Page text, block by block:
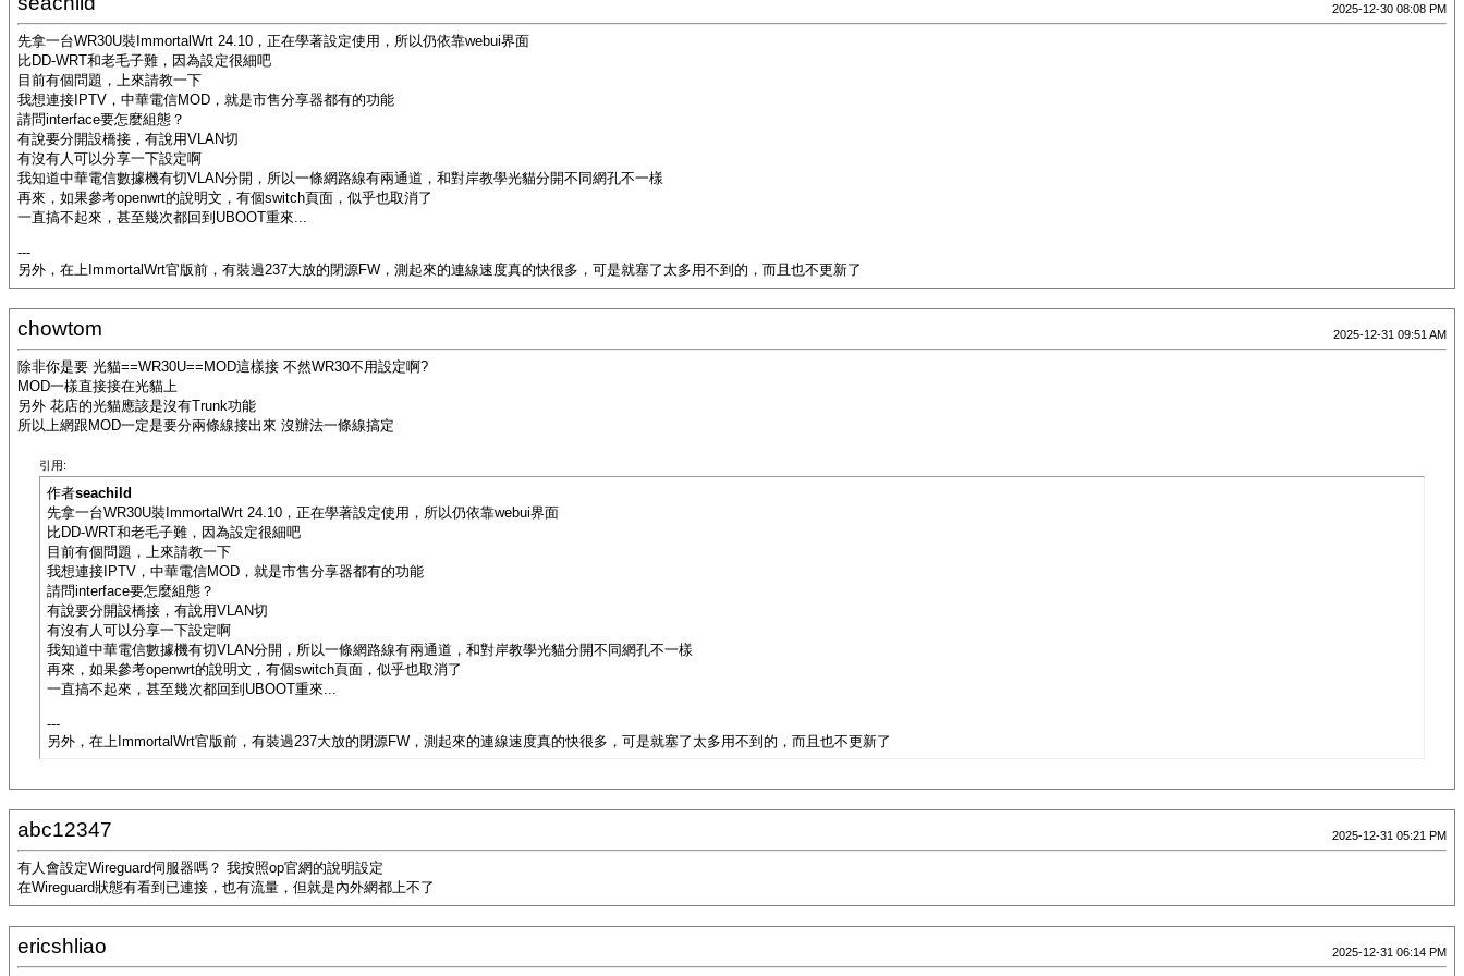
2025-12-30 08:08 PM
先拿一台WR30U裝ImmortalWrt 24.10，正在學著設定使用，所以仍依靠webui界面
比DD-WRT和老毛子難，因為設定很細吧
目前有個問題，上來請教一下
我想連接IPTV，中華電信MOD，就是市售分享器都有的功能
請問interface要怎麼組態？
有說要分開設橋接，有說用VLAN切
有沒有人可以分享一下設定啊
我知道中華電信數據機有切VLAN分開，所以一條網路線有兩通道，和對岸教學光貓分開不同網孔不一樣
再來，如果參考openwrt的說明文，有個switch頁面，似乎也取消了
一直搞不起來，甚至幾次都回到UBOOT重來...
---
另外，在上ImmortalWrt官版前，有裝過237大放的閉源FW，測起來的連線速度真的快很多，可是就塞了太多用不到的，而且也不更新了
chowtom 2025-12-31 09:51 AM
除非你是要 光貓==WR30U==MOD這樣接 不然WR30不用設定啊?
MOD一樣直接接在光貓上
另外 花店的光貓應該是沒有Trunk功能
所以上網跟MOD一定是要分兩條線接出來 沒辦法一條線搞定
引用:
作者seachild
先拿一台WR30U裝ImmortalWrt 24.10，正在學著設定使用，所以仍依靠webui界面
比DD-WRT和老毛子難，因為設定很細吧
目前有個問題，上來請教一下
我想連接IPTV，中華電信MOD，就是市售分享器都有的功能
請問interface要怎麼組態？
有說要分開設橋接，有說用VLAN切
有沒有人可以分享一下設定啊
我知道中華電信數據機有切VLAN分開，所以一條網路線有兩通道，和對岸教學光貓分開不同網孔不一樣
再來，如果參考openwrt的說明文，有個switch頁面，似乎也取消了
一直搞不起來，甚至幾次都回到UBOOT重來...
---
另外，在上ImmortalWrt官版前，有裝過237大放的閉源FW，測起來的連線速度真的快很多，可是就塞了太多用不到的，而且也不更新了
abc12347 2025-12-31 05:21 PM
有人會設定Wireguard伺服器嗎？ 我按照op官網的說明設定
在Wireguard狀態有看到已連接，也有流量，但就是內外網都上不了
ericshliao 2025-12-31 06:14 PM